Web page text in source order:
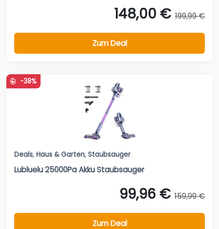
148,00 € 199,99 €
Zum Deal
-38%
Deals, Haus & Garten, Staubsauger
Lubluelu 25000Pa Akku Staubsauger
99,96 € 159,99 €
Zum Deal